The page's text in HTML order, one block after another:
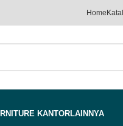
Home
KANTORLAINNYA